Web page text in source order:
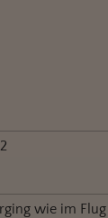
wie im Flug